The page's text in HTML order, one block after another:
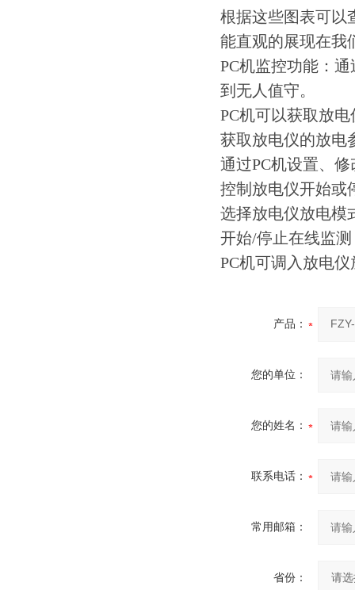
根据这些图表可以
能直观的展现在我
PC机监控功能：
到无人值守。
PC机可以获取放
获取放电仪的放电
通过PC机设置、
控制放电仪开始或
选择放电仪放电模
开始/停止在线监测
PC机可调入放电
产品：
您的单位：
您的姓名：
联系电话：
常用邮箱：
省份：